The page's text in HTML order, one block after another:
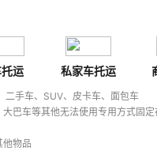
运 私家车托运
二手车、SUV、皮卡车、面包车
巴车等其他无法使用专用方式固定
他物品